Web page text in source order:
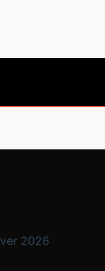
2026